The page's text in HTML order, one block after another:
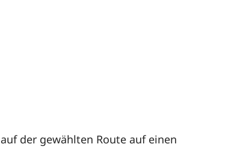
auf der gewählten Route auf einen